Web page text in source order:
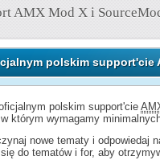
AMX Mod X i
polskim support'cie
polskim support'cie
którym wymagamy
nowe tematy i odpowiedaj
do tematów i for, aby